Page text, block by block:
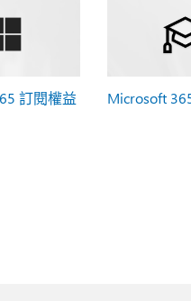
訂閱權益 Microsoft